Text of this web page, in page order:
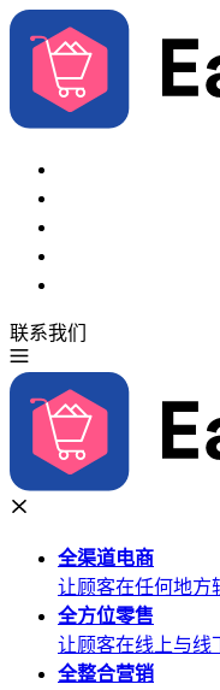
联系我们
全渠道电商
让顾客在任何地方
全方位零售
让顾客在线上与线
全整合营销